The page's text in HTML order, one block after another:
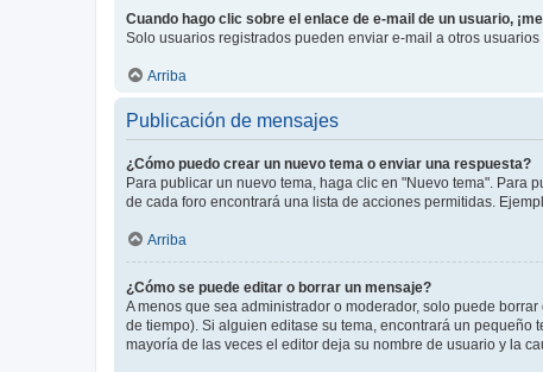
Cuando hago clic sobre el enlace de e-mail de un usuario,
Solo usuarios registrados pueden enviar e-mail a otros
Arriba
Publicación de mensajes
¿Cómo puedo crear un nuevo tema o enviar una respuesta?
Para publicar un nuevo tema, haga clic en "Nuevo tema". Para
de cada foro encontrará una lista de acciones permitidas.
Arriba
¿Cómo se puede editar o borrar un mensaje?
A menos que sea administrador o moderador, solo puede
de tiempo). Si alguien editase su tema, encontrará un
mayoría de las veces el editor deja su nombre de usuario y la